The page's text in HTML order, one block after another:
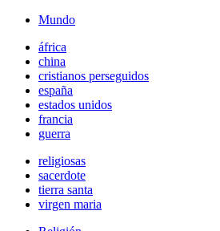
Mundo
áfrica
china
cristianos perseguidos
españa
estados unidos
francia
guerra
religiosas
sacerdote
tierra santa
virgen maria